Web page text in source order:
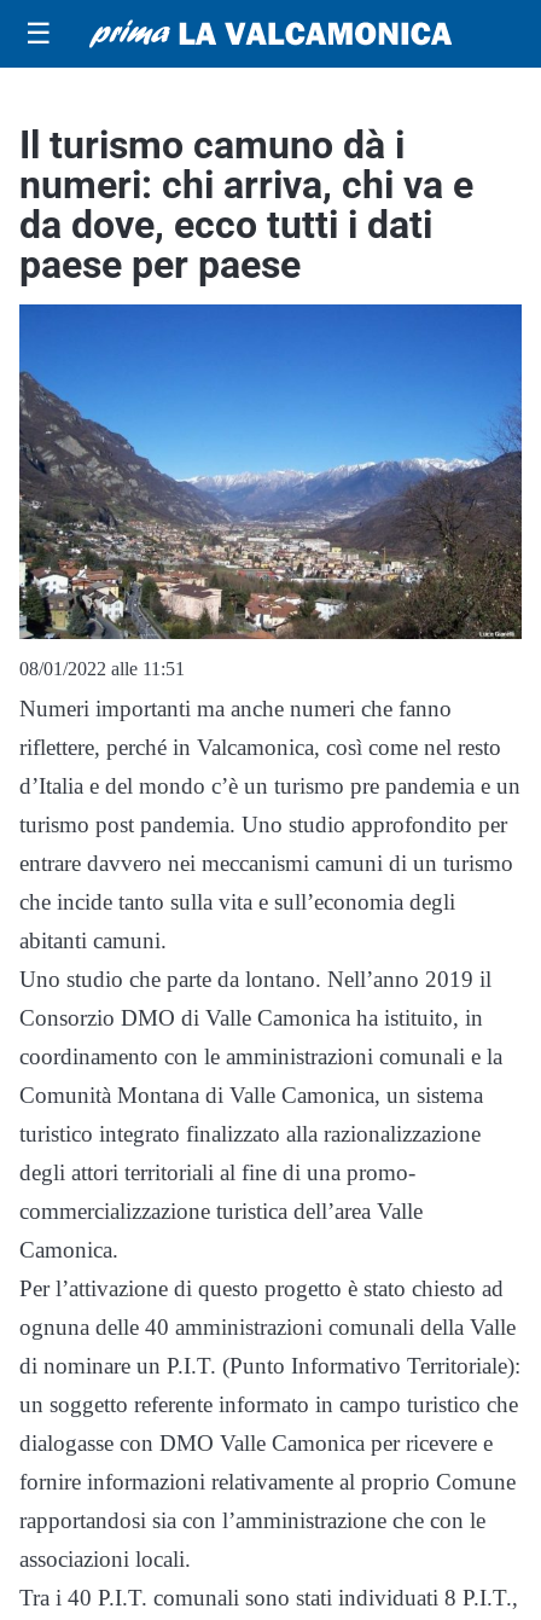
☰
Il turismo camuno dà i
numeri: chi arriva, chi va e
da dove, ecco tutti i dati
paese per paese
08/01/2022 alle 11:51
Numeri importanti ma anche numeri che fanno
riflettere, perché in Valcamonica, così come nel resto
d’Italia e del mondo c’è un turismo pre pandemia e un
turismo post pandemia. Uno studio approfondito per
entrare davvero nei meccanismi camuni di un turismo
che incide tanto sulla vita e sull’economia degli
abitanti camuni.
Uno studio che parte da lontano. Nell’anno 2019 il
Consorzio DMO di Valle Camonica ha istituito, in
coordinamento con le amministrazioni comunali e la
Comunità Montana di Valle Camonica, un sistema
turistico integrato finalizzato alla razionalizzazione
degli attori territoriali al fine di una promo-
commercializzazione turistica dell’area Valle
Camonica.
Per l’attivazione di questo progetto è stato chiesto ad
ognuna delle 40 amministrazioni comunali della Valle
di nominare un P.I.T. (Punto Informativo Territoriale):
un soggetto referente informato in campo turistico che
dialogasse con DMO Valle Camonica per ricevere e
fornire informazioni relativamente al proprio Comune
rapportandosi sia con l’amministrazione che con le
associazioni locali.
Tra i 40 P.I.T. comunali sono stati individuati 8 P.I.T.,